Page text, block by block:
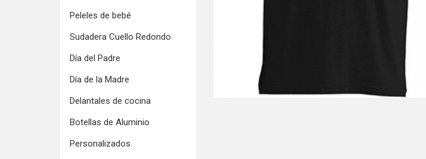
Peleles de bebé
Sudadera Cuello Redondo
Día del Padre
Día de la Madre
Delantales de cocina
Botellas de Aluminio
Personalizados